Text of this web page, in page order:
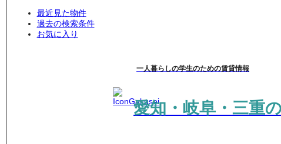
最近見た物件
過去の検索条件
お気に入り
一人暮らしの学生のための賃貸情報
愛知・岐阜・三重